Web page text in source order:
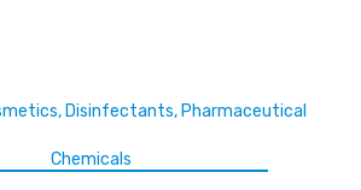
Disinfectants, Pharmaceutical
Chemicals